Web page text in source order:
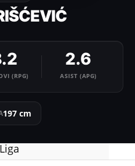
(RPG)
2.6
ASIST (APG)
197 cm